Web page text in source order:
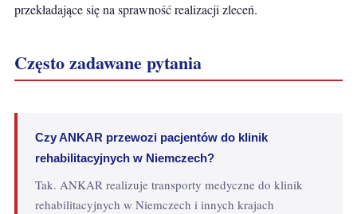
przekładające się na sprawność realizacji zleceń.
Często zadawane pytania
Czy ANKAR przewozi pacjentów do klinik
rehabilitacyjnych w Niemczech?
Tak. ANKAR realizuje transporty medyczne do klinik
rehabilitacyjnych w Niemczech i innych krajach